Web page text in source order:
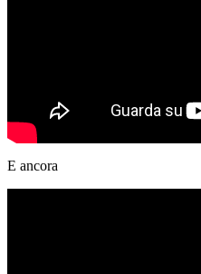
E ancora